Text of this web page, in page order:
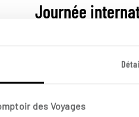
des Voyages
Journée
Le 8 mars, les
manifestations, afin
rencontrent en Égypte.
Cham el-